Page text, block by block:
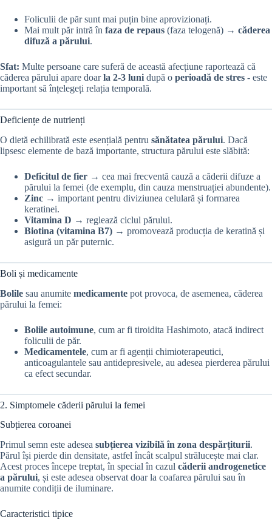
Foliculii de păr sunt mai puțin bine aprovizionați.
Mai mult păr intră în faza de repaus (faza telogenă) → căderea
difuză a părului.
Sfat: Multe persoane care suferă de această afecțiune raportează că
căderea părului apare doarla 2-3 luni după o perioadă de stres - este
important să înțelegeți relația temporală.
Deficiențe de nutrienți
O dietă echilibrată este esențială pentru sănătatea părului. Dacă
lipsesc elemente de bază importante, structura părului este slăbită:
Deficitul de fier → cea mai frecventă cauză a căderii difuze a
părului la femei (de exemplu, din cauza menstruației abundente).
Zinc → important pentru diviziunea celulară și formarea
keratinei.
Vitamina D → reglează ciclul părului.
Biotina (vitamina B7) → promovează producția de keratină și
asigură un păr puternic.
Boli și medicamente
Bolile sau anumite medicamente pot provoca, de asemenea, căderea
părului la femei:
Bolile autoimune, cum ar fi tiroidita Hashimoto, atacă indirect
foliculii de păr.
Medicamentele, cum ar fi agenții chimioterapeutici,
anticoagulantele sau antidepresivele, au adesea pierderea părului
ca efect secundar.
2. Simptomele căderii părului la femei
Subțierea coroanei
Primul semn este adesea subțierea vizibilă în zona despărțiturii.
Părul își pierde din densitate, astfel încât scalpul strălucește mai clar.
Acest proces începe treptat, în special în cazul căderii androgenetice
a părului, și este adesea observat doar la coafarea părului sau în
anumite condiții de iluminare.
Caracteristici tipice